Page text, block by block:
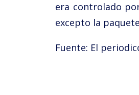
era controlado
excepto la
Fuente: El